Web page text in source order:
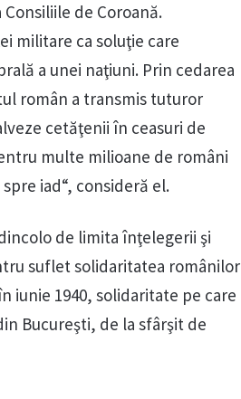
de Coroană.
militare ca soluţie care
a unei naţiuni. Prin cedarea
român a transmis tuturor
cetăţenii în ceasuri de
multe milioane de români
iad“, consideră el.
de limita înţelegerii şi
suflet solidaritatea românilor
iunie 1940, solidaritate pe care
Bucureşti, de la sfârşit de